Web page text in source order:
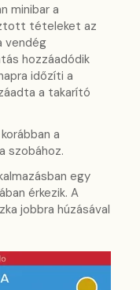
minibar a
tételeket az
vendég
hozzáadódik
időzíti a
a takarító
a
szobához.
egy
érkezik. A
jobbra húzásával